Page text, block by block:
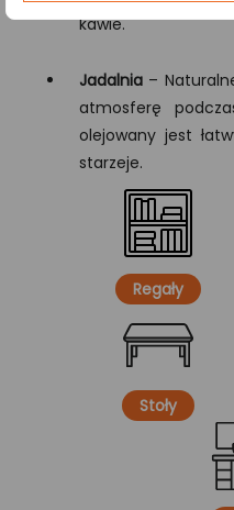
kawie.
Jadalnia –
atmosferę
olejowany jest
starzeje.
Regały
Stoły